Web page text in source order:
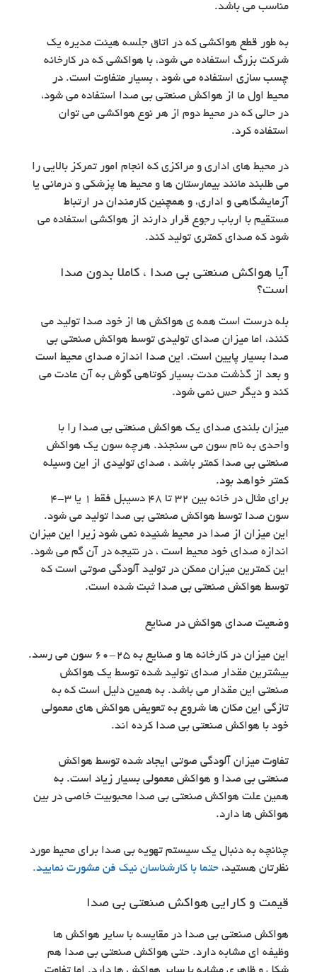
مناسب می باشد.
به طور قطع هواکشی که در اتاق جلسه هیئت مدیره یک
شرکت بزرگ استفاده می شود، با هواکشی که در کارخانه
چسب سازی استفاده می شود ، بسیار متفاوت است. در
محیط اول ما از هواکش صنعتی بی صدا استفاده می شود،
در حالی که در محیط دوم از هر نوع هواکشی می توان
استفاده کرد.
در محیط های اداری و مراکزی که انجام امور تمرکز بالایی را
می طلبند مانند بیمارستان ها و محیط ها پزشکی و درمانی یا
آزمایشگاهی و اداری، و همچنین کارمندان در ارتباط
مستقیم با ارباب رجوع قرار دارند از هواکشی استفاده می
شود که صدای کمتری تولید کند.
آیا هواکش صنعتی بی صدا ، کاملا بدون صدا
است؟
بله درست است همه ی هواکش ها از خود صدا تولید می
کنند، اما میزان صدای تولیدی توسط هواکش صنعتی بی
صدا بسیار پایین است. این صدا اندازه صدای محیط است
و بعد از گذشت مدت بسیار کوتاهی گوش به آن عادت می
کند و دیگر حس نمی شود.
میزان بلندی صدای یک هواکش صنعتی بی صدا را با
واحدی به نام سون می سنجند. هرچه سون یک هواکش
صنعتی بی صدا کمتر باشد ، صدای تولیدی از این وسیله
کمتر خواهد بود.
برای مثال در خانه بین 32 تا 48 دسیبل فقط 1 یا 3-4
سون صدا توسط هواکش صنعتی بی صدا تولید می شود.
این میزان از صدا در محیط شنیده نمی شود زیرا این میزان
اندازه صدای خود محیط است ، در نتیجه در آن گم می شود.
این کمترین میزان ممکن در تولید آلودگی صوتی است که
توسط هواکش صنعتی بی صدا ثبت شده است.
وضعیت صدای هواکش در صنایع
این میزان در کارخانه ها و صنایع به 25-60 سون می رسد.
بیشترین مقدار صدای تولید شده توسط یک هواکش
صنعتی این مقدار می باشد. به همین دلیل است که به
تازگی این مکان ها شروع به تعویض هواکش های معمولی
خود با هواکش صنعتی بی صدا کرده اند.
تفاوت میزان آلودگی صوتی ایجاد شده توسط هواکش
صنعتی بی صدا و هواکش معمولی بسیار زیاد است. به
همین علت هواکش صنعتی بی صدا محبوبیت خاصی در بین
هواکش ها دارد.
چنانچه به دنبال یک سیستم تهویه بی صدا برای محیط مورد
نظرتان هستید، حتما با کارشناسان نیک فن مشورت نمایید.
قیمت و کارایی هواکش صنعتی بی صدا
هواکش صنعتی بی صدا در مقایسه با سایر هواکش ها
وظیفه ای مشابه دارد. حتی هواکش صنعتی بی صدا هم